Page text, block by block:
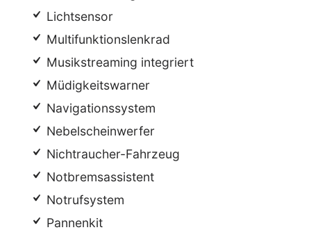
Lichtsensor
Multifunktionslenkrad
Musikstreaming integriert
Müdigkeitswarner
Navigationssystem
Nebelscheinwerfer
Nichtraucher-Fahrzeug
Notbremsassistent
Notrufsystem
Pannenkit